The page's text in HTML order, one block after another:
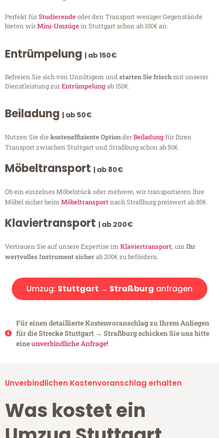
Perfekt fürStudierendeoder den Transport weniger Gegenstände
bieten wirMini-Umzügein Stuttgart schon ab 100€ an.
Entrümpelung | ab 150€
Befreien Sie sich von Unnötigem undstarten Sie frischmit unserer
Dienstleistung zurEntrümpelungab 150€.
Beiladung | ab 50€
Nutzen Sie diekosteneffiziente OptionderBeiladungfür Ihren
Transport zwischen Stuttgart und Straßburg schon ab 50€.
Möbeltransport | ab 80€
Ob ein einzelnes Möbelstück oder mehrere, wir transportieren Ihre
Möbel sicher beim Möbeltransportnach Straßburg preiswert ab 80€.
Klaviertransport | ab 200€
Vertrauen Sie auf unsere Expertise im Klaviertransport, um Ihr
wertvolles Instrument sicherab 200€ zu befördern.
Umzug: Stuttgart → Straßburg anfragen
Für einen detaillierte Kostenvoranschlag zu Ihrem Anliegen
für die Strecke Stuttgart → Straßburg schicken Sie uns bitte
eineunverbindliche Anfrage!
Unverbindlichen Kostenvoranschlag erhalten
Was kostet ein